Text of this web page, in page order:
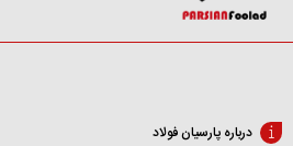
درباره پارسیان فولاد